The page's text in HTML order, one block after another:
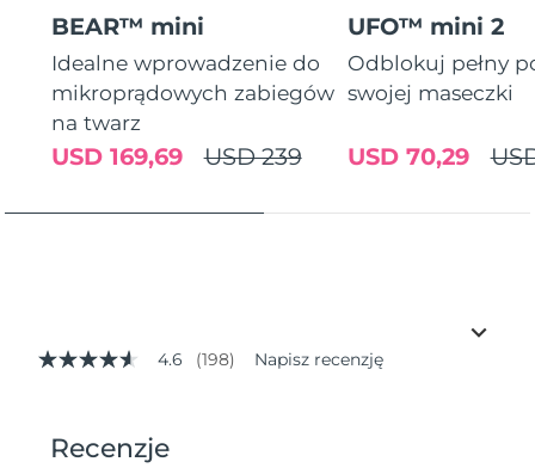
BEAR™ mini
Idealne wprowadzenie do
mikroprądowych zabiegów
na twarz
USD 239
USD 169,69
UFO™ mini 2
Odblokuj pełny
swojej maseczki
USD 70,29
4.6
średnia
wartość
4.6 (198) Napisz recenzję